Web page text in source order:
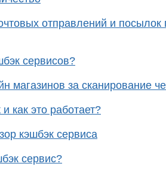
отправлений и посылок
сервисов?
магазинов за сканирование
как это работает?
кэшбэк сервиса
сервис?